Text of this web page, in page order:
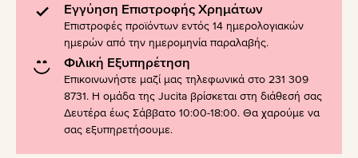
Εγγύηση Επιστροφής Χρημάτων
Επιστροφές προϊόντων εντός 14 ημερολογιακών
ημερών από την ημερομηνία παραλαβής.
Φιλική Εξυπηρέτηση
Επικοινωνήστε μαζί μας τηλεφωνικά στο 231 309
8731. Η ομάδα της Jucita βρίσκεται στη διάθεσή σας
Δευτέρα έως Σάββατο 10:00-18:00. Θα χαρούμε να
σας εξυπηρετήσουμε.